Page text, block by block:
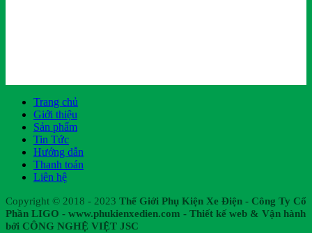
Trang chủ
Giới thiệu
Sản phẩm
Tin Tức
Hướng dẫn
Thanh toán
Liên hệ
Copyright © 2018 - 2023 Thế Giới Phụ Kiện Xe Điện - Công Ty Cổ
Phần LIGO - www.phukienxedien.com - Thiết kế web & Vận hành
bởi CÔNG NGHỆ VIỆT JSC